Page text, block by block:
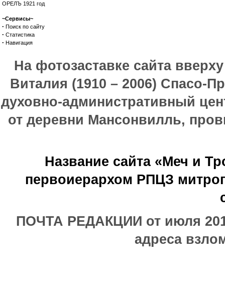
ОРЕЛЪ 1921 год
~Сервисы~
· Поиск по сайту
· Статистика
· Навигация
На фотозаставке сайта
Виталия (1910 – 2006) Спасо-
духовно-административный
от деревни Мансонвилль,
Название сайта «Меч и
первоиерархом РПЦЗ
ПОЧТА РЕДАКЦИИ от июля
адреса